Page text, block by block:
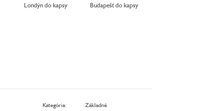
Londýn do kapsy Budapešť do kapsy
Kategória:
Základné